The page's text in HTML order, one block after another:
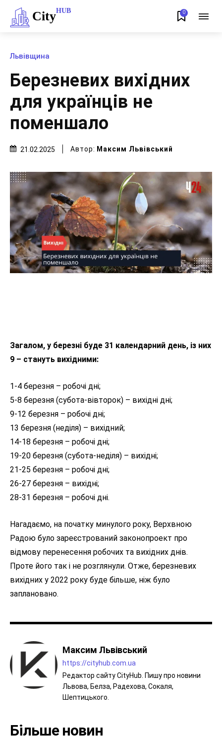
CityHUB 0
Львівщина
Березневих вихідних
для українців не
поменшало
21.02.2025 Автор: Максим Львівський
Загалом, у березні буде 31 календарний день, із них
9 – стануть вихідними:
1-4 березня – робочі дні;
5-8 березня (субота-вівторок) – вихідні дні;
9-12 березня – робочі дні;
13 березня (неділя) – вихідний;
14-18 березня – робочі дні;
19-20 березня (субота-неділя) – вихідні;
21-25 березня – робочі дні;
26-27 березня – вихідні;
28-31 березня – робочі дні.
Нагадаємо, на початку минулого року, Верхвною
Радою було зареєстрований законопроект про
відмову перенесення робочих та вихідних днів.
Проте його так і не розглянули. Отже, березневих
вихідних у 2022 року буде більше, ніж було
заплановано.
Максим Львівський
https://cityhub.com.ua
Редактор сайту CityHub. Пишу про новини
Львова, Белза, Радехова, Сокаля,
Шептицького.
Більше новин